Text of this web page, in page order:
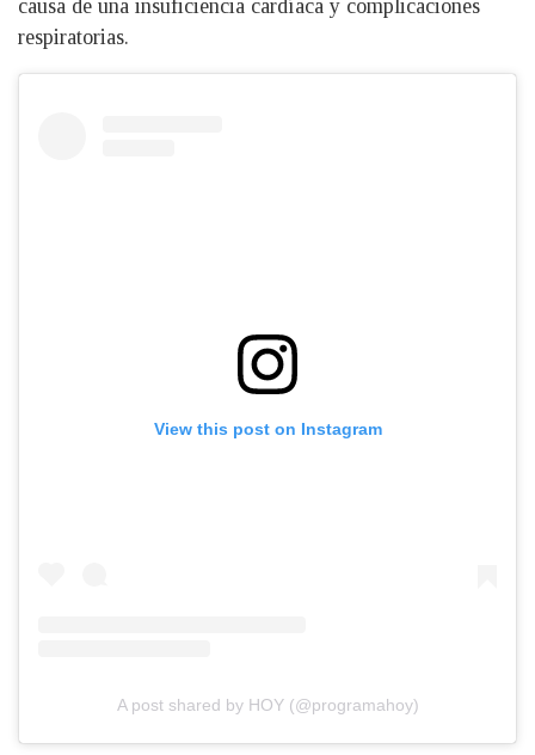
causa de una insuficiencia cardíaca y complicaciones
respiratorias.
View this post on Instagram
A post shared by HOY (@programahoy)